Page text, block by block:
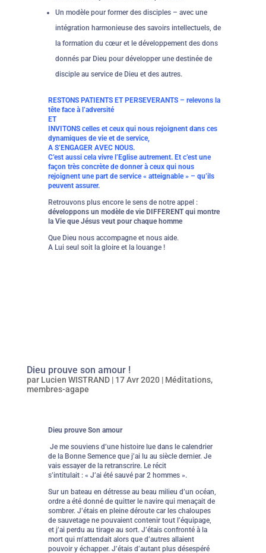
Un modèle pour former des disciples – avec une
intégration harmonieuse des savoirs intellectuels, de
la formation du cœur et le développement des dons
donnés par Dieu pour développer une destinée de
disciple au service de Dieu et des autres.
RESTONS PATIENTS ET PERSEVERANTS – relevons la
tête face à l’adversité
ET
INVITONS celles et ceux qui nous rejoignent dans ces
dynamiques de vie et de service,
A S’ENGAGER AVEC NOUS.
C’est aussi cela vivre l’Eglise autrement. Et c’est une
façon très concrète de donner à ceux qui nous
rejoignent une part de service « atteignable » – qu’ils
peuvent assurer.
Retrouvons plus encore le sens de notre appel :
développons un modèle de vie DIFFERENT qui montre
la Vie que Jésus veut pour chaque homme
Que Dieu nous accompagne et nous aide.
A Lui seul soit la gloire et la louange !
Dieu prouve son amour !
par Lucien WISTRAND| 17 Avr 2020| Méditations,
membres-agape
Dieu prouve Son amour
Je me souviens d’une histoire lue dans le calendrier
de la Bonne Semence que j’ai lu au siècle dernier. Je
vais essayer de la retranscrire. Le récit
s’intitulait : « J’ai été sauvé par 2 hommes ».
Sur un bateau en détresse au beau milieu d’un océan,
ordre a été donné de quitter le navire qui menaçait de
sombrer. J’étais en pleine déroute car les chaloupes
de sauvetage ne pouvaient contenir tout l’équipage,
et j’ai perdu au tirage au sort. J’étais confronté à la
mort qui m’attendait alors que d’autres allaient
pouvoir y échapper. J’étais d’autant plus désespéré